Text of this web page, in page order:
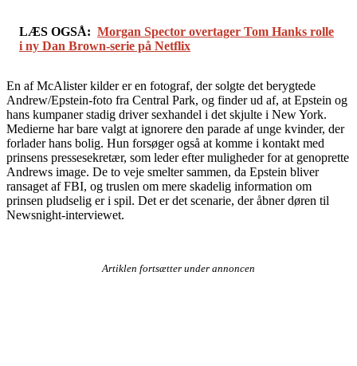
LÆS OGSÅ: Morgan Spector overtager Tom Hanks rolle
i ny Dan Brown-serie på Netflix
En af McAlister kilder er en fotograf, der solgte det berygtede
Andrew/Epstein-foto fra Central Park, og finder ud af, at Epstein og
hans kumpaner stadig driver sexhandel i det skjulte i New York.
Medierne har bare valgt at ignorere den parade af unge kvinder, der
forlader hans bolig. Hun forsøger også at komme i kontakt med
prinsens pressesekretær, som leder efter muligheder for at genoprette
Andrews image. De to veje smelter sammen, da Epstein bliver
ransaget af FBI, og truslen om mere skadelig information om
prinsen pludselig er i spil. Det er det scenarie, der åbner døren til
Newsnight-interviewet.
Artiklen fortsætter under annoncen